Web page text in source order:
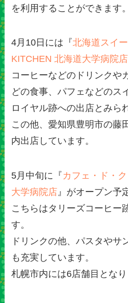
を利用することができます。
4月10日には『北海道スイ
KITCHEN 北海道大学病院店
コーヒーなどのドリンクや
どの食事、パフェなどのス
ロイヤル跡への出店とみら
この他、愛知県豊明市の藤
内出店しています。
5月中旬に『 カフェ・ド・
大学病院店』がオープン予
こちらはタリーズコーヒー
す。
ドリンクの他、パスタやサ
も充実しています。
札幌市内には6店舗目となり